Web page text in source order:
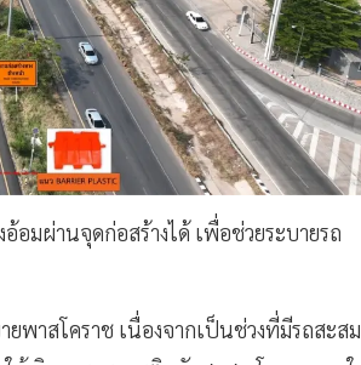
อมผ่านจุดก่อสร้างได้ เพื่อช่วยระบายรถ
พาสโคราช เนื่องจากเป็นช่วงที่มีรถสะสม